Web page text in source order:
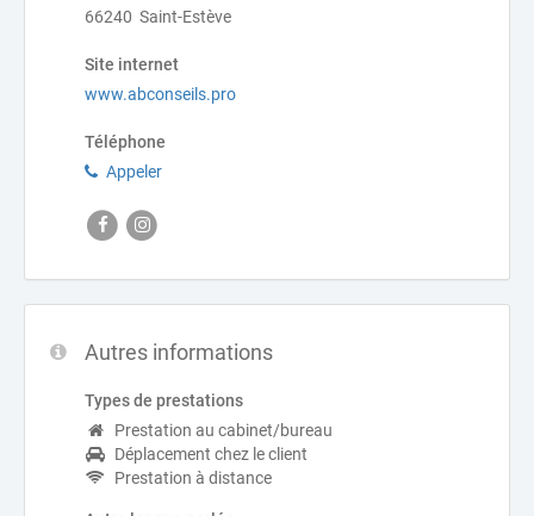
66240 Saint-Estève
Site internet
www.abconseils.pro
Téléphone
Appeler
Autres informations
Types de prestations
Prestation au cabinet/bureau
Déplacement chez le client
Prestation à distance